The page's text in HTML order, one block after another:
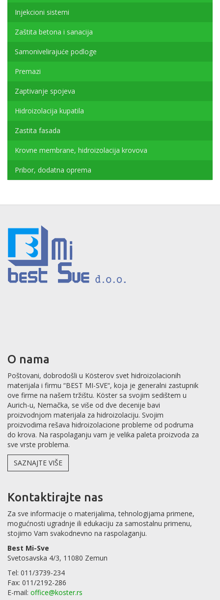
Injekcioni sistemi
Zaštita betona i sanacija
Samonivelirajuće podloge
Premazi
Zaptivanje spojeva
Hidroizolacija kupatila
Zastita fasada
Krovne membrane, hidroizolacija krovova
Pribor, dodatna oprema
O nama
Poštovani, dobrodošli u Kösterov svet hidroizolacionih
materijala i firmu “BEST MI-SVE“, koja je generalni zastupnik
ove firme na našem tržištu. Köster sa svojim sedištem u
Aurich-u, Nemačka, se više od dve decenije bavi
proizvodnjom materijala za hidroizolaciju. Svojim
proizvodima rešava hidroizolacione probleme od podruma
do krova. Na raspolaganju vam je velika paleta proizvoda za
sve vrste problema.
SAZNAJTE VIŠE
Kontaktirajte nas
Za sve informacije o materijalima, tehnologijama primene,
mogućnosti ugradnje ili edukaciju za samostalnu primenu,
stojimo Vam svakodnevno na raspolaganju.
Best Mi-Sve
Svetosavska 4/3, 11080 Zemun
Tel: 011/3739-234
Fax: 011/2192-286
E-mail: office@koster.rs